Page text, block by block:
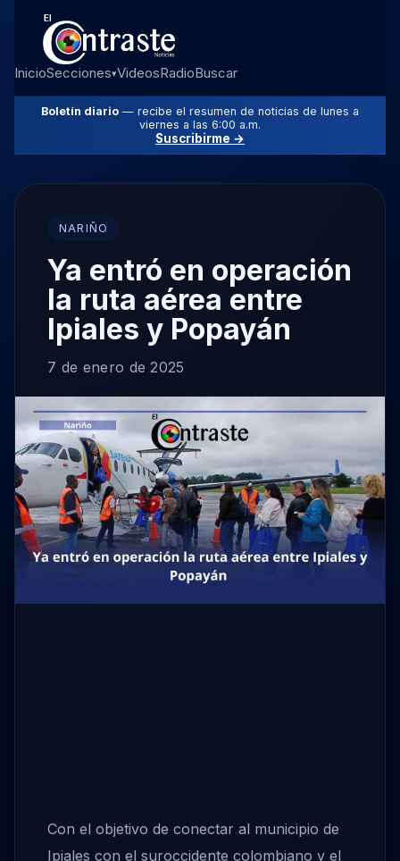
InicioSecciones▾VideosRadioBuscar
Boletín diario — recibe el resumen de noticias de lunes a
viernes a las 6:00 a.m.
Suscribirme →
NARIÑO
Ya entró en operación
la ruta aérea entre
Ipiales y Popayán
7 de enero de 2025
Con el objetivo de conectar al municipio de
Ipiales con el suroccidente colombiano y el